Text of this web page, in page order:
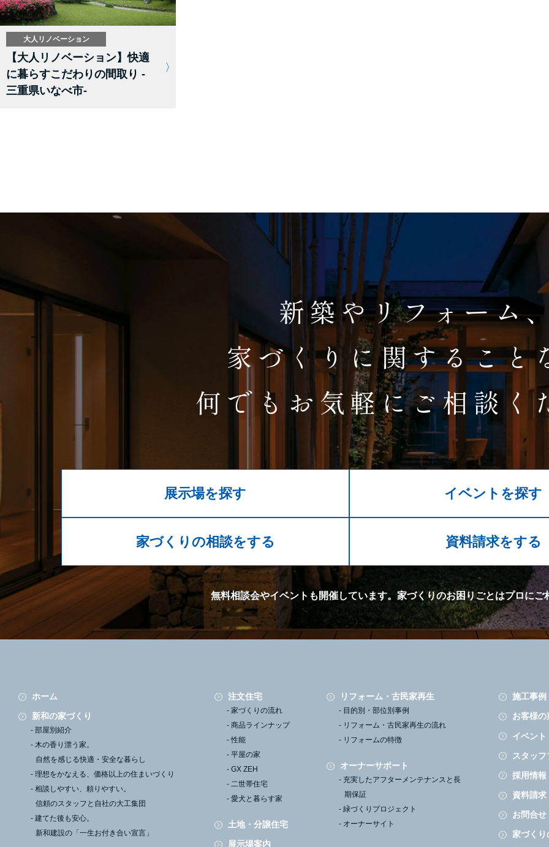
大人リノベーション
【大人リノベーション】快適
に暮らすこだわりの間取り -
三重県いなべ市-
新築やリフォーム、
家づくりに関すること
何でもお気軽にご相談く
展示場を探す イベントを探す
家づくりの相談をする 資料請求をする
無料相談会やイベントも開催しています。 家づくりのお困りごとはプロにご
ホーム
新和の家づくり
部屋別紹介
木の香り漂う家。
自然を感じる快適・安全な暮らし
理想をかなえる、 価格以上の住まいづくり
相談しやすい、頼りやすい。
信頼のスタッフと自社の大工集団
建てた後も安心。
新和建設の「一生お付き合い宣言」
注文住宅
家づくりの流れ
商品ラインナップ
性能
平屋の家
GX ZEH
二世帯住宅
愛犬と暮らす家
土地・分譲住宅
展示場案内
リフォーム・古民家再生
目的別・部位別事例
リフォーム・古民家再生の流れ
リフォームの特徴
オーナーサポート
充実したアフターメンテナンスと長
期保証
緑づくりプロジェクト
オーナーサイト
施工事例
お客様の
イベント
スタッ
採用情報
資料請求
お問合せ
家づくり